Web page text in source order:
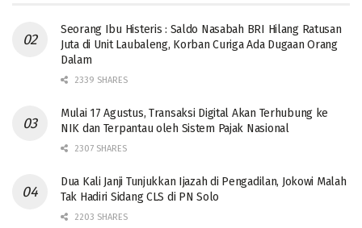
Seorang Ibu Histeris : Saldo Nasabah BRI Hilang Ratusan
Juta di Unit Laubaleng, Korban Curiga Ada Dugaan Orang
Dalam
2339 SHARES
Mulai 17 Agustus, Transaksi Digital Akan Terhubung ke
NIK dan Terpantau oleh Sistem Pajak Nasional
2307 SHARES
Dua Kali Janji Tunjukkan Ijazah di Pengadilan, Jokowi Malah
Tak Hadiri Sidang CLS di PN Solo
2203 SHARES